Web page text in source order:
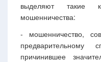
выделяют такие
мошенничества:
- мошенничество,
причинившее